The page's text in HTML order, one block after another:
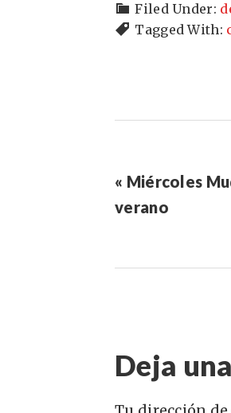
Filed Under:
Tagged With:
« Miércoles
verano
Deja